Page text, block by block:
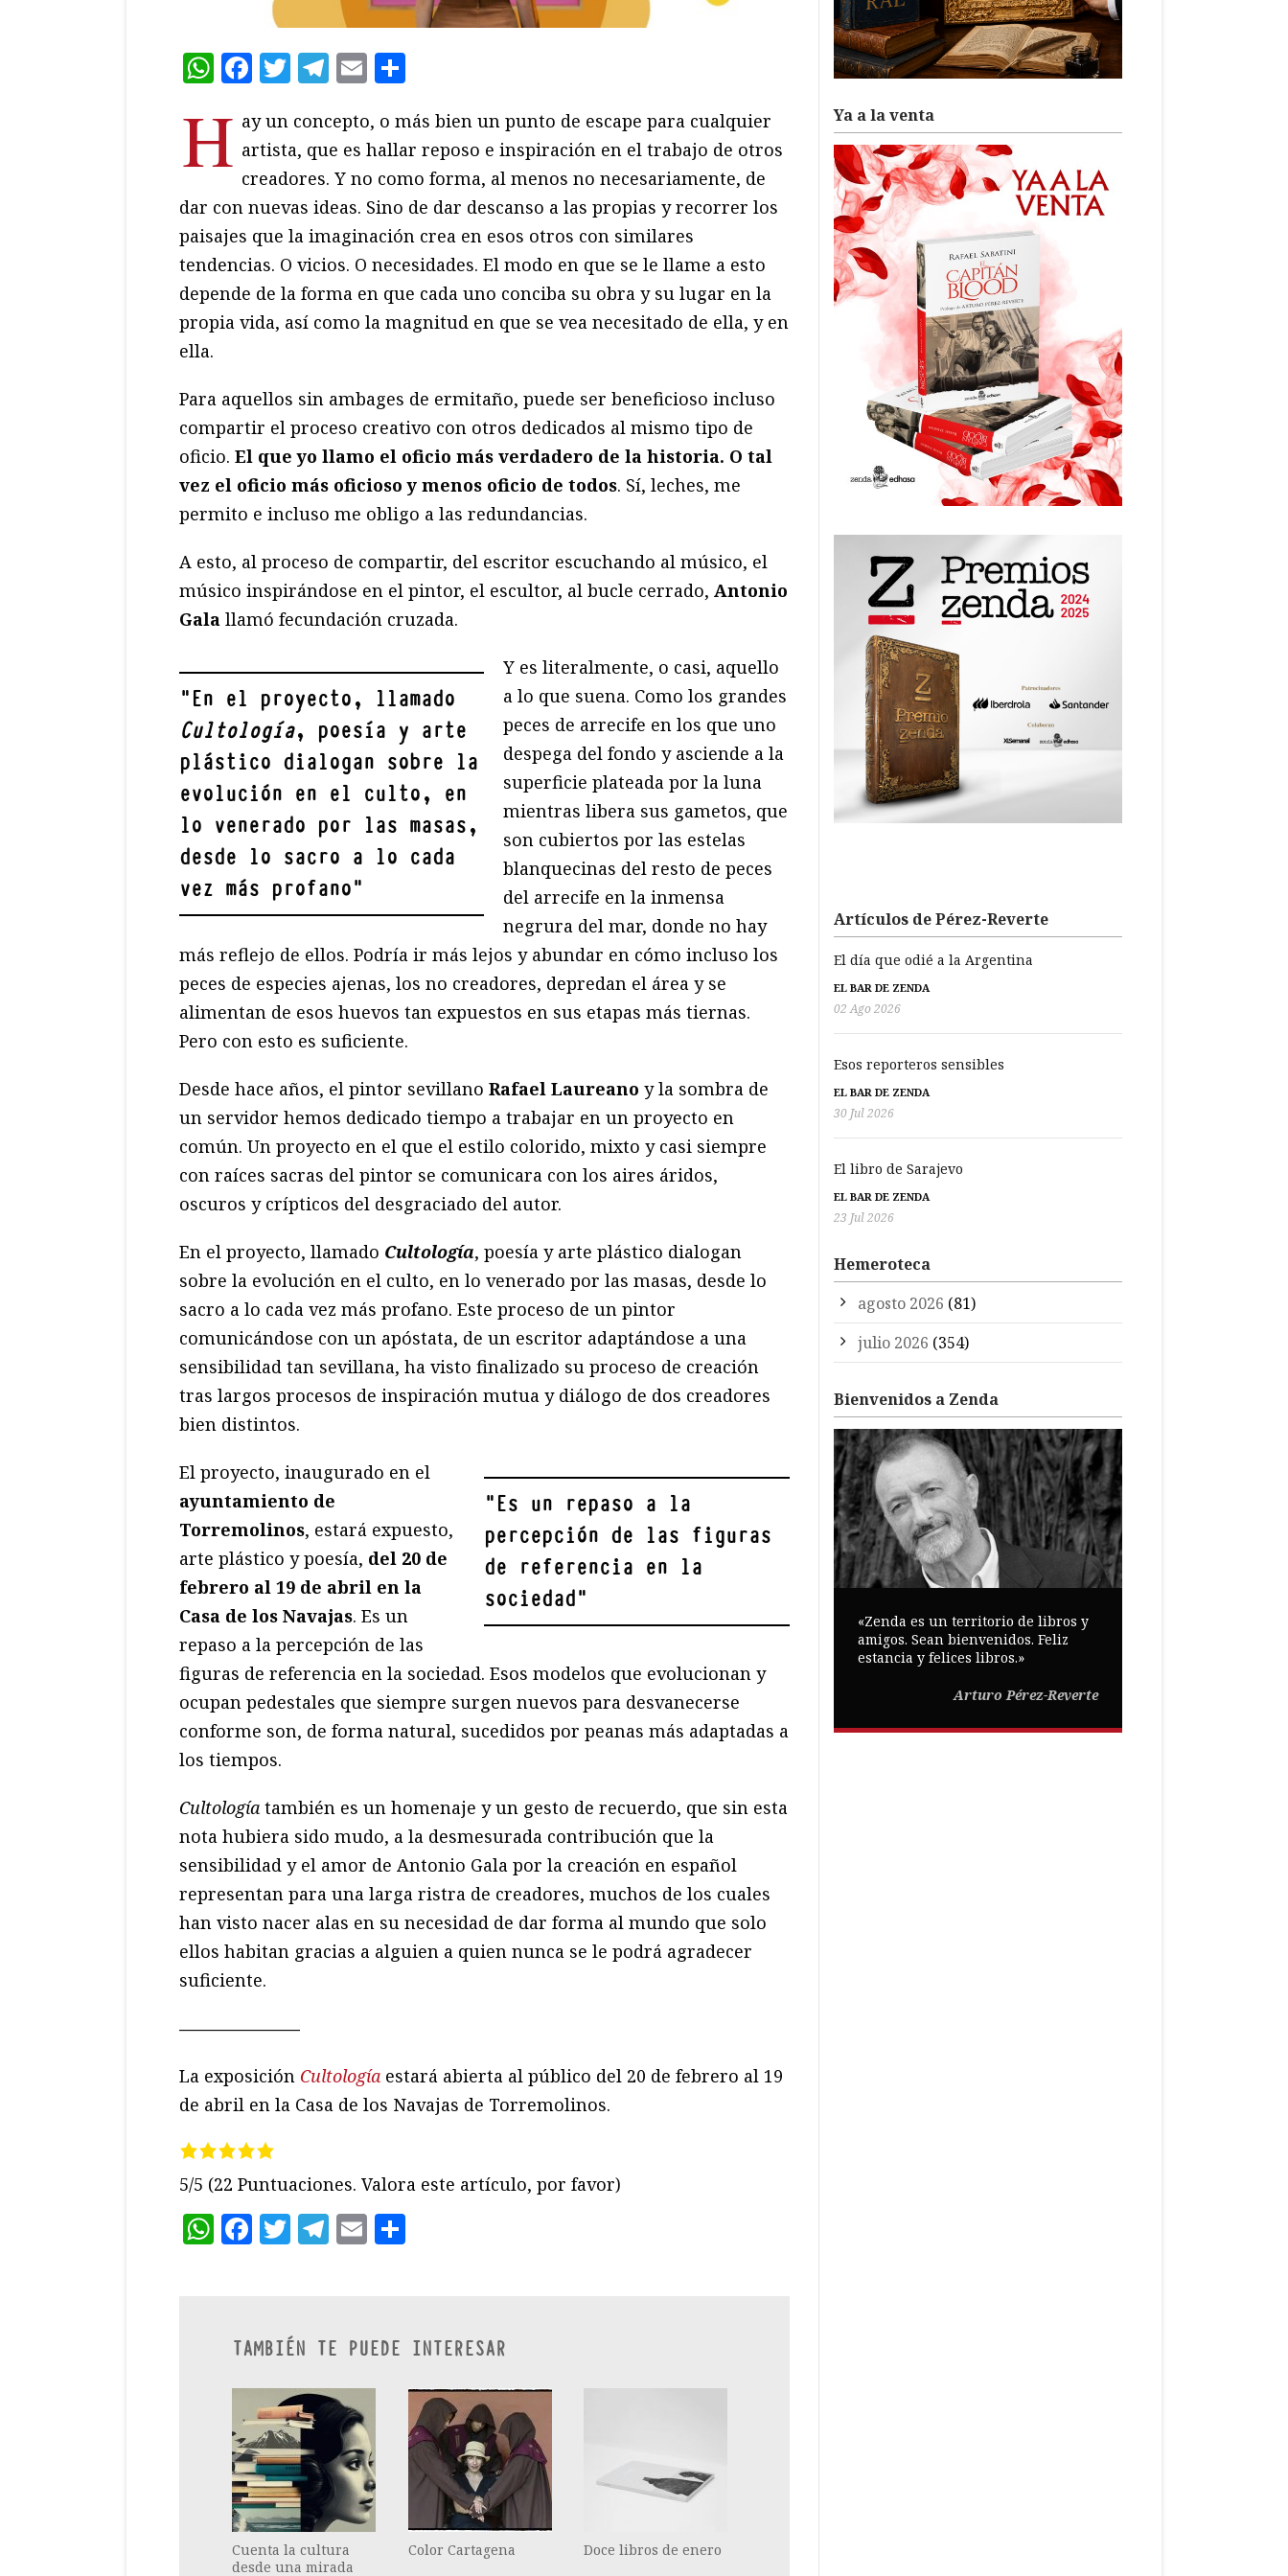
WhatsApp
Facebook
Twitter
Telegram
Email
H ay un concepto, o más bien un punto de escape para cualquier
artista, que es hallar reposo e inspiración en el trabajo de otros
creadores. Y no como forma, al menos no necesariamente, de
dar con nuevas ideas. Sino de dar descanso a las propias y recorrer los
paisajes que la imaginación crea en esos otros con similares
tendencias. O vicios. O necesidades. El modo en que se le llame a esto
depende de la forma en que cada uno conciba su obra y su lugar en la
propia vida, así como la magnitud en que se vea necesitado de ella, y en
ella.
Para aquellos sin ambages de ermitaño, puede ser beneficioso incluso
compartir el proceso creativo con otros dedicados al mismo tipo de
oficio. El que yo llamo el oficio más verdadero de la historia. O tal
vez el oficio más oficioso y menos oficio de todos. Sí, leches, me
permito e incluso me obligo a las redundancias.
A esto, al proceso de compartir, del escritor escuchando al músico, el
músico inspirándose en el pintor, el escultor, al bucle cerrado, Antonio
Gala llamó fecundación cruzada.
"En el proyecto, llamado
Cultología, poesía y arte
plástico dialogan sobre la
evolución en el culto, en
lo venerado por las masas,
desde lo sacro a lo cada
vez más profano"
Y es literalmente, o casi, aquello
a lo que suena. Como los grandes
peces de arrecife en los que uno
despega del fondo y asciende a la
superficie plateada por la luna
mientras libera sus gametos, que
son cubiertos por las estelas
blanquecinas del resto de peces
del arrecife en la inmensa
negrura del mar, donde no hay
más reflejo de ellos. Podría ir más lejos y abundar en cómo incluso los
peces de especies ajenas, los no creadores, depredan el área y se
alimentan de esos huevos tan expuestos en sus etapas más tiernas.
Pero con esto es suficiente.
Desde hace años, el pintor sevillano Rafael Laureano y la sombra de
un servidor hemos dedicado tiempo a trabajar en un proyecto en
común. Un proyecto en el que el estilo colorido, mixto y casi siempre
con raíces sacras del pintor se comunicara con los aires áridos,
oscuros y crípticos del desgraciado del autor.
En el proyecto, llamado Cultología, poesía y arte plástico dialogan
sobre la evolución en el culto, en lo venerado por las masas, desde lo
sacro a lo cada vez más profano. Este proceso de un pintor
comunicándose con un apóstata, de un escritor adaptándose a una
sensibilidad tan sevillana, ha visto finalizado su proceso de creación
tras largos procesos de inspiración mutua y diálogo de dos creadores
bien distintos.
"Es un repaso a la
percepción de las figuras
de referencia en la
sociedad"
El proyecto, inaugurado en el
ayuntamiento de
Torremolinos, estará expuesto,
arte plástico y poesía, del 20 de
febrero al 19 de abril en la
Casa de los Navajas. Es un
repaso a la percepción de las
figuras de referencia en la sociedad. Esos modelos que evolucionan y
ocupan pedestales que siempre surgen nuevos para desvanecerse
conforme son, de forma natural, sucedidos por peanas más adaptadas a
los tiempos.
Cultología también es un homenaje y un gesto de recuerdo, que sin esta
nota hubiera sido mudo, a la desmesurada contribución que la
sensibilidad y el amor de Antonio Gala por la creación en español
representan para una larga ristra de creadores, muchos de los cuales
han visto nacer alas en su necesidad de dar forma al mundo que solo
ellos habitan gracias a alguien a quien nunca se le podrá agradecer
suficiente.
———————
La exposición Cultología estará abierta al público del 20 de febrero al 19
de abril en la Casa de los Navajas de Torremolinos.
5/5 (22 Puntuaciones. Valora este artículo, por favor)
WhatsApp
Facebook
Twitter
Telegram
Email
TAMBIÉN TE PUEDE INTERESAR
Cuenta la cultura
desde una mirada
Color Cartagena Doce libros de enero
Ya a la venta
Artículos de Pérez-Reverte
El día que odié a la Argentina
EL BAR DE ZENDA
02 Ago 2026
Esos reporteros sensibles
EL BAR DE ZENDA
30 Jul 2026
El libro de Sarajevo
EL BAR DE ZENDA
23 Jul 2026
Hemeroteca
agosto 2026 (81)
julio 2026 (354)
Bienvenidos a Zenda
«Zenda es un territorio de libros y
amigos. Sean bienvenidos. Feliz
estancia y felices libros.»
Arturo Pérez-Reverte